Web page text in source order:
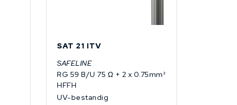
SAT 21 ITV
SAFELINE
RG 59 B/U 75 Ω + 2 x 0.75mm²
HFFH
UV-bestandig